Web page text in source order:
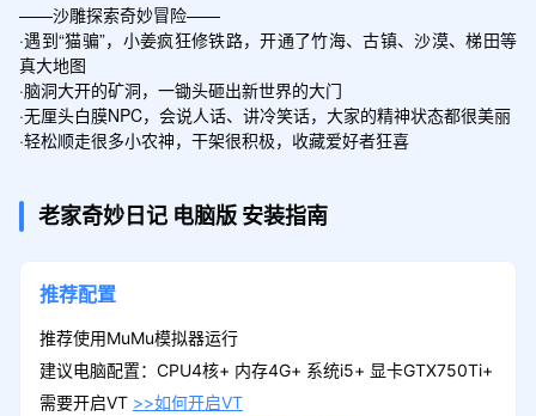
——沙雕探索奇妙冒险——
·遇到“猫骗”，小姜疯狂修铁路，开通了竹海、古镇、沙漠、梯田等
真大地图
·脑洞大开的矿洞，一锄头砸出新世界的大门
·无厘头白膜NPC，会说人话、讲冷笑话，大家的精神状态都很美丽
·轻松顺走很多小农神，干架很积极，收藏爱好者狂喜
老家奇妙日记 电脑版 安装指南
推荐配置
推荐使用MuMu模拟器运行
建议电脑配置：CPU4核+ 内存4G+ 系统i5+ 显卡GTX750Ti+
需要开启VT >>如何开启VT